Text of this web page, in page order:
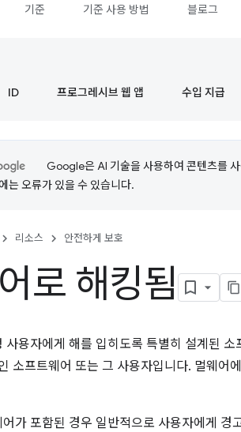
기준 기준 사용 방법 블로그
ID 프로그레시브 웹 앱 수입 지급
Google은 AI 기술을 사용하여 콘텐츠를
는 오류가 있을 수 있습니다.
리소스 안전하게 보호
로 해킹됨
사용자에게 해를 입히도록 특별히 설계된
소프트웨어 또는 그 사용자입니다. 멀웨어
가 포함된 경우 일반적으로 사용자에게 경